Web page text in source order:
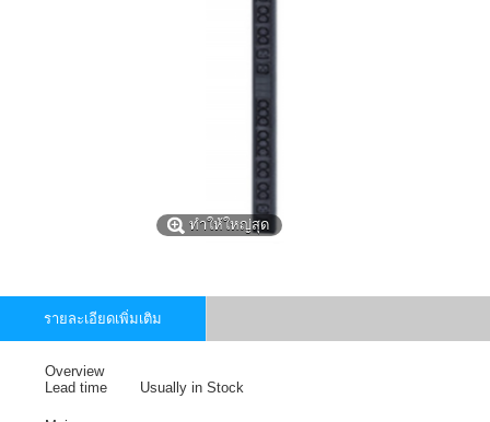
ทำให้ใหญ่สุด
รายละเอียดเพิ่มเติม
Overview
Lead time
Usually in Stock